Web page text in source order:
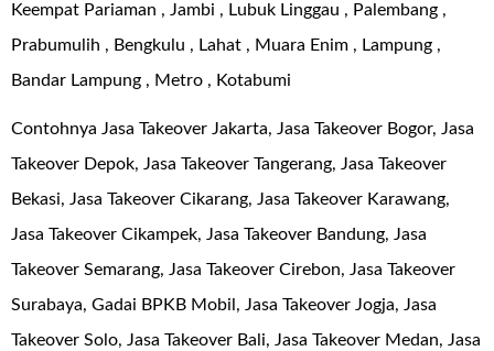
Keempat Pariaman , Jambi , Lubuk Linggau , Palembang ,
Prabumulih , Bengkulu , Lahat , Muara Enim , Lampung ,
Bandar Lampung , Metro , Kotabumi
Contohnya Jasa Takeover Jakarta, Jasa Takeover Bogor, Jasa
Takeover Depok, Jasa Takeover Tangerang, Jasa Takeover
Bekasi, Jasa Takeover Cikarang, Jasa Takeover Karawang,
Jasa Takeover Cikampek, Jasa Takeover Bandung, Jasa
Takeover Semarang, Jasa Takeover Cirebon, Jasa Takeover
Surabaya, Gadai BPKB Mobil, Jasa Takeover Jogja, Jasa
Takeover Solo, Jasa Takeover Bali, Jasa Takeover Medan, Jasa